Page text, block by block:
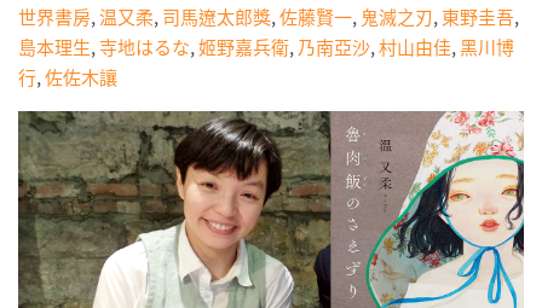
世界書房,温又柔, 司馬遼太郎獎,佐藤賢一, 鬼滅之刃, 東野圭吾,
島本理生,寺地はるな,姬野嘉兵衛, 乃南亞沙,村山由佳,黑川博
行,佐佐木讓